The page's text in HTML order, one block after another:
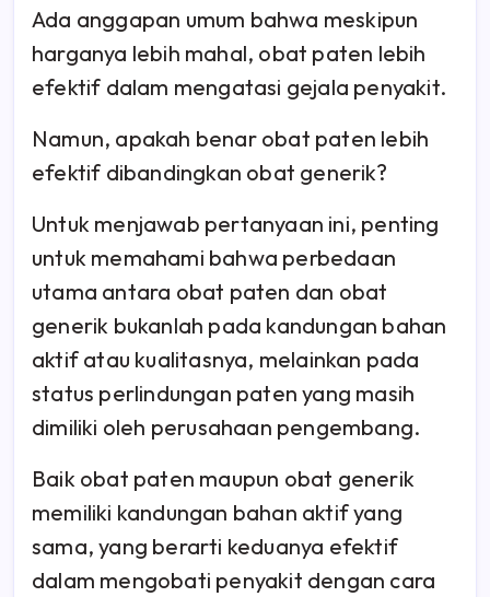
Ada anggapan umum bahwa meskipun
harganya lebih mahal, obat paten lebih
efektif dalam mengatasi gejala penyakit.
Namun, apakah benar obat paten lebih
efektif dibandingkan obat generik?
Untuk menjawab pertanyaan ini, penting
untuk memahami bahwa perbedaan
utama antara obat paten dan obat
generik bukanlah pada kandungan bahan
aktif atau kualitasnya, melainkan pada
status perlindungan paten yang masih
dimiliki oleh perusahaan pengembang.
Baik obat paten maupun obat generik
memiliki kandungan bahan aktif yang
sama, yang berarti keduanya efektif
dalam mengobati penyakit dengan cara